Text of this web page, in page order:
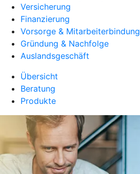
Versicherung
Finanzierung
Vorsorge & Mitarbeiterbindung
Gründung & Nachfolge
Auslandsgeschäft
Übersicht
Beratung
Produkte